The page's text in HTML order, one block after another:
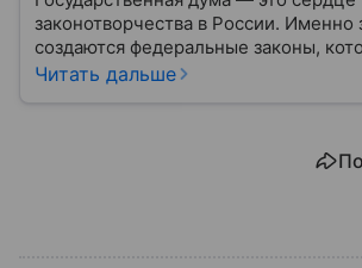
законотворчества в России. Именно
создаются федеральные законы,
жизни каждого гражданина: от
Читать дальше